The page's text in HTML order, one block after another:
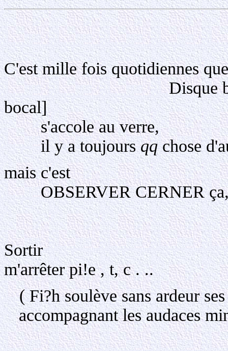
C'est mille fois quotidiennes
Disque blanc, triple,
bocal]
s'accole au verre,
il y a toujoursqqchose
mais c'est
OBSERVER CERNER ça,
Quiet me
Sortir
m'arrêter pi!e , t, c . ..
( Fi?h soulève sans ardeur
accompagnant les audaces
de